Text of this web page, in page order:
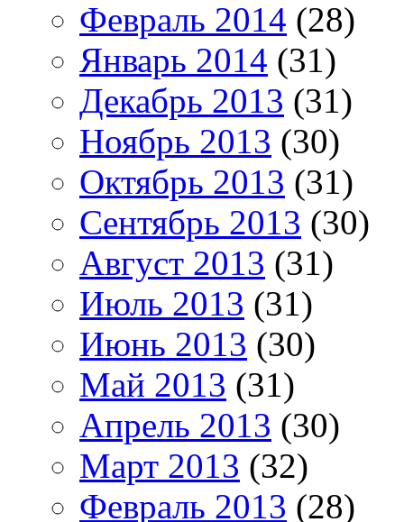
Февраль 2014 (28)
Январь 2014 (31)
Декабрь 2013 (31)
Ноябрь 2013 (30)
Октябрь 2013 (31)
Сентябрь 2013 (30)
Август 2013 (31)
Июль 2013 (31)
Июнь 2013 (30)
Май 2013 (31)
Апрель 2013 (30)
Март 2013 (32)
Февраль 2013 (28)